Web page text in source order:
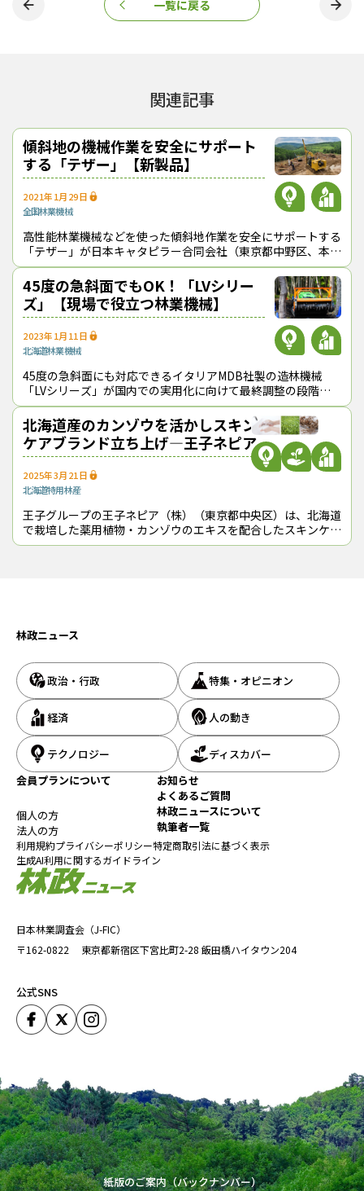
になったら手をついて安全を確保する。重機も同じでバランスを
崩したらアームでバランスを整えようとするが、ハーベスタやプ
のがポイント。今後は架線集材との連携も重要になってくるだろ
テザーの本格普及に向けた課題は、導入コストの引き下げだ。住
友林業の担当者は、「今は受注生産のため設定価格はなく、その
都度の見積もりが必要になる」と説明している。
キャタピラー社などは今後も現地見学会などを重ね、今年度
（2022年度）中に市販することを目指している。
（2022年６月30日取材）
サナーステザー下川町住友林業日本キャタピラー合同会社更別村
『林政ニュース』編集部
おかげさまで、1994年の創刊から32年目に
入りました！ これからも皆様の手となり足
ります。
この記事をシェアする
一覧に戻る
関連記事
傾斜地の機械作業を安全にサポート
する「テザー」【新製品】
2021年1月29日
全国林業機械
高性能林業機械などを使った傾斜地作業を安全にサポートする
「テザー」が日本キャタピラー合同会社（東京都中野区、本田
博人社長）から１月29日に発売された。同社と住友林業
（株）（東京都千代田区、光吉敏郎社
45度の急斜面でもOK！「LVシリー
ズ」【現場で役立つ林業機械】
2023年1月11日
北海道林業機械
45度の急斜面にも対応できるイタリアMDB社製の造林機械
「LVシリーズ」が国内での実用化に向けて最終調整の段階に
入っている。住友林業（株）（東京都千代田区）と全国森林組
合連合会（同）及び農林中央金庫
北海道産のカンゾウを活かしスキン
ケアブランド立ち上げ―王子ネピア
2025年3月21日
北海道特用林産
王子グループの王子ネピア（株）（東京都中央区）は、北海道
で栽培した薬用植物・カンゾウのエキスを配合したスキンケア
商品を開発した。同社初のスキンケアブランドとして「ネピ
日本林業調査会（J-FIC）
〒162-0822
東京都新宿区下宮比町2-28 飯田橋ハイタウン204
公式SNS
林政ニュース
政治・行政 特集・オピニオン
経済 人の動き
テクノロジー
ディスカバー
会員プランについて
個人の方
法人の方
お知らせ
よくあるご質問
林政ニュースについて
執筆者一覧
利用規約プライバシーポリシー特定商取引法に基づく表示
生成AI利用に関するガイドライン
紙版のご案内（バックナンバー）